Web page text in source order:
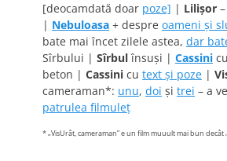
[deocamdată doar poze] | Lilişor
| Nebuloasa + despre oameni şi
bate mai încet zilele astea, dar
Sîrbului | Sîrbulînsuşi | Cassini
beton | Cassini cu text şi poze |
cameraman*: unu, doi şi trei – a
patrulea filmuleţ
* „VisUrât, cameraman” e un film muuult mai bun decât